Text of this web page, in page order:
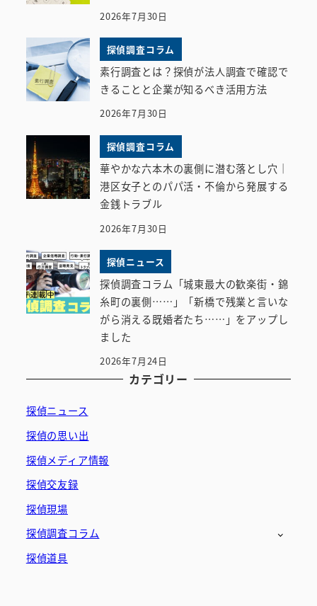
2026年7月30日
探偵調査コラム
素行調査とは？探偵が法人調査で確認で
きることと企業が知るべき活用方法
2026年7月30日
探偵調査コラム
華やかな六本木の裏側に潜む落とし穴｜
港区女子とのパパ活・不倫から発展する
金銭トラブル
2026年7月30日
探偵ニュース
探偵調査コラム「城東最大の歓楽街・錦
糸町の裏側……」「新橋で残業と言いな
がら消える既婚者たち……」をアップし
ました
2026年7月24日
カテゴリー
探偵ニュース
探偵の思い出
探偵メディア情報
探偵交友録
探偵現場
探偵調査コラム
探偵道具